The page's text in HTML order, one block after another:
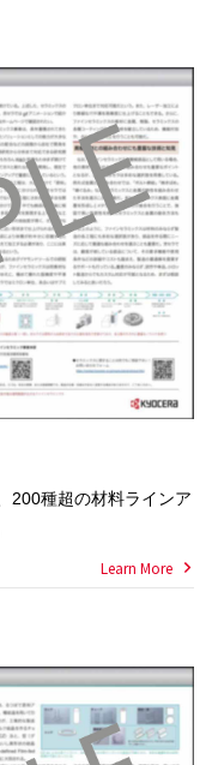
200種超の材料ラインア
Learn More